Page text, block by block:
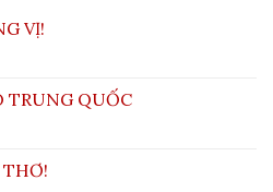
VỊ!
TRUNG QUỐC
THƠ!